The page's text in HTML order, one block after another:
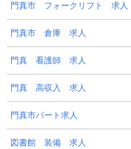
門真市 フォークリフト 求人
門真市 倉庫 求人
門真 看護師 求人
門真 高収入 求人
門真市パート求人
図書館 装備 求人